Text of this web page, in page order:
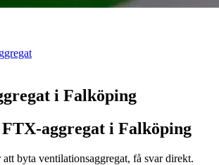
i Falköping
aggregat i Falköping
byta ventilationsaggregat, få svar direkt.